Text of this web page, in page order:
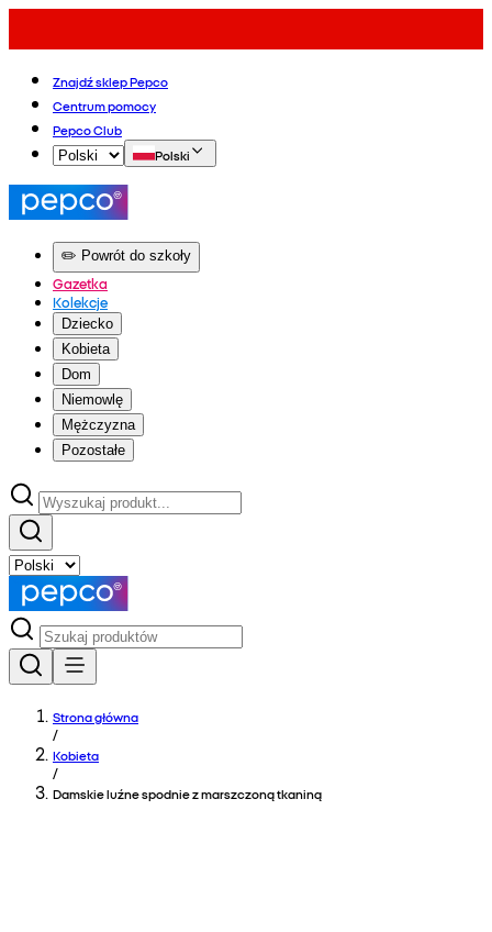
Znajdź sklep Pepco
Centrum pomocy
Pepco Club
Polski
✏️ Powrót do szkoły
Gazetka
Kolekcje
Dziecko
Kobieta
Dom
Niemowlę
Mężczyzna
Pozostałe
Strona główna
/
Kobieta
/
Damskie luźne spodnie z marszczoną tkaniną